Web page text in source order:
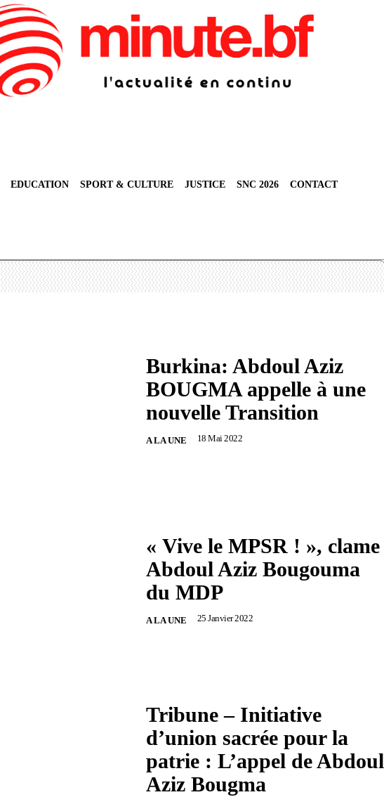
EDUCATION SPORT & CULTURE JUSTICE SNC 2026 CONTACT
Burkina: Abdoul Aziz
BOUGMA appelle à une
nouvelle Transition
A LA UNE 18 Mai 2022
« Vive le MPSR ! », clame
Abdoul Aziz Bougouma
du MDP
A LA UNE 25 Janvier 2022
Tribune – Initiative
d’union sacrée pour la
patrie : L’appel de Abdoul
Aziz Bougma